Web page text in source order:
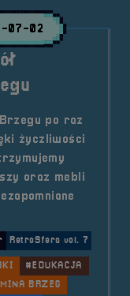
07-02
po raz
życzliwości
oraz mebli
RetroSfera vol. 7
#EDUKACJA
BRZEG